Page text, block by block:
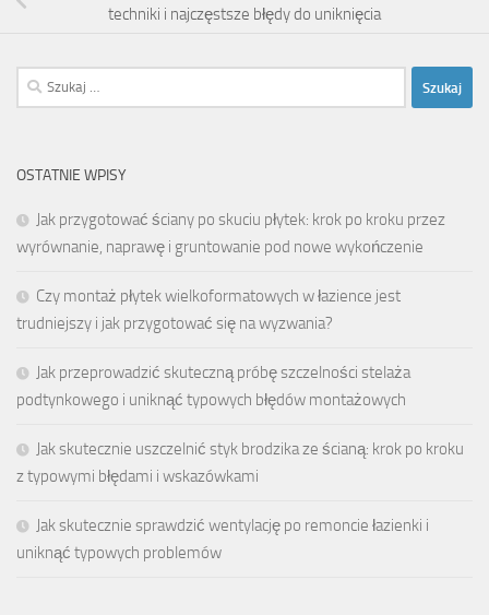
techniki i najczęstsze błędy do uniknięcia
Szukaj:
OSTATNIE WPISY
Jak przygotować ściany po skuciu płytek: krok po kroku przez
wyrównanie, naprawę i gruntowanie pod nowe wykończenie
Czy montaż płytek wielkoformatowych w łazience jest
trudniejszy i jak przygotować się na wyzwania?
Jak przeprowadzić skuteczną próbę szczelności stelaża
podtynkowego i uniknąć typowych błędów montażowych
Jak skutecznie uszczelnić styk brodzika ze ścianą: krok po kroku
z typowymi błędami i wskazówkami
Jak skutecznie sprawdzić wentylację po remoncie łazienki i
uniknąć typowych problemów